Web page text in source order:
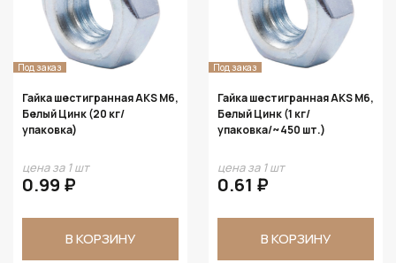
Под заказ
Гайка шестигранная AKS М6,
Белый Цинк (20 кг/
упаковка)
цена за 1 шт
0.99 ₽
В КОРЗИНУ
Под заказ
Гайка шестигранная AKS М6,
Белый Цинк (1 кг/
упаковка/~450 шт.)
цена за 1 шт
0.61 ₽
В КОРЗИНУ